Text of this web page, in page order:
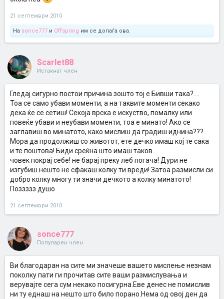
21 септември 2010
На sonce777 и Offspring им се допаѓа ова.
Scarlet88
Истакнат член
Гледај сигурно постои причина зошто тој е Бивши така?....
Тоа се само убави моменти, а на таквите моменти секако
дека ќе се сетиш! Секоја врска е искуство, помалку или
повеќе убави и неубави моменти, тоа е минато! Ако се
заглавиш во минатото, како мислиш да градиш иднина???
Мора да продолжиш со животот, ете дечко имаш кој те сака
и те поштова! Биди среќна што имаш таков
човек покрај себе! не барај преку леб погача! Дури не
изгубиш нешто не сфакаш колку ти вреди! Затоа размисли си
добро колку многу ти значи дечкото а колку минатото!
Поззззз душо
21 септември 2010
sonce777
Популарен член
Ви благодаран на сите ми значеше вашето мислење незнам
поколку пати ги прочитав сите ваши размислувања и
верувајте сега сум некако посигурна.Еве денес не помислив
ни ту еднаш на нешто што било порано.Нема од овој ден да